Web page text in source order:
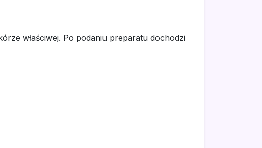
właściwej. Po podaniu preparatu dochodzi